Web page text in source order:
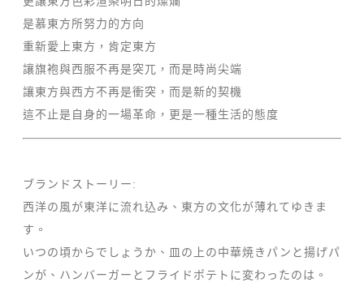
是慕東方所努力的方向
重新愛上東方，肯定東方
讓旗袍與西服不再是突兀，而是時尚尖端
讓東方與西方不再是衝突，而是新的契機
這不止是自身的一場革命，更是一種生活的態度
ブランドストーリー:
西洋の風が東洋に流れ込み、東方の文化が薄れてゆきま
す。
いつの頃からでしょうか、皿の上の中華焼きパンと揚げパ
ンが、ハンバーガーとフライドポテトに変わったのは。